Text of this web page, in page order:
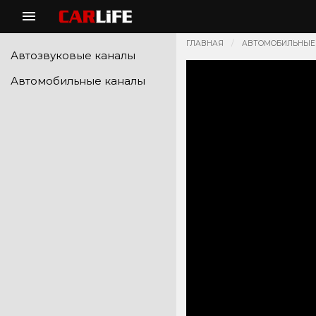
Автозвуковые каналы
Автомобильные каналы
ГЛАВНАЯ